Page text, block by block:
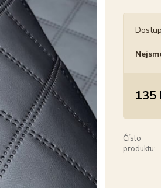
135
Číslo
produktu: